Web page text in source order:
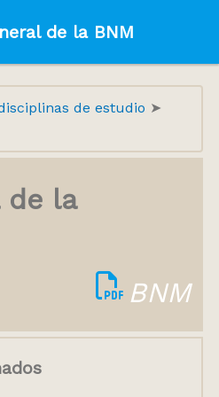
de la BNM
de estudio
de la
BNM